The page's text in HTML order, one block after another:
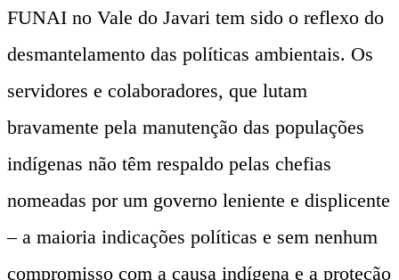
FUNAI no Vale do Javari tem sido o reflexo do
desmantelamento das políticas ambientais. Os
servidores e colaboradores, que lutam
bravamente pela manutenção das populações
indígenas não têm respaldo pelas chefias
nomeadas por um governo leniente e displicente
– a maioria indicações políticas e sem nenhum
compromisso com a causa indígena e a proteção